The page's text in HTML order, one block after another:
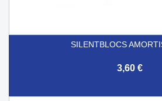
SILENTBLOCS
3,60 €